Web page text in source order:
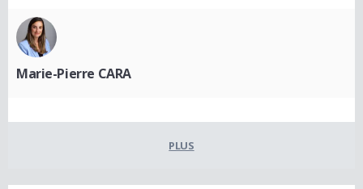
Marie-Pierre CARA
PLUS